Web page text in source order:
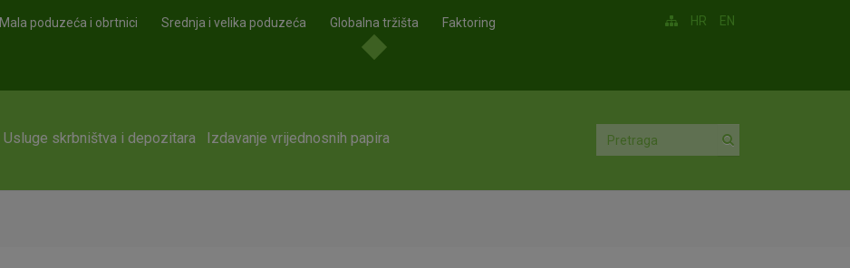
Mala poduzeća i obrtnici Srednja i velika poduzeća Globalna tržišta Faktoring HR EN
Usluge skrbništva i depozitara Izdavanje vrijednosnih papira